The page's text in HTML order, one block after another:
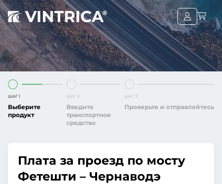
ШАГ 1
Выберите
продукт
ШАГ 2
Введите
транспортное
средство
ШАГ 3
Проверьте и отправляйтесь
Плата за проезд по мосту
Фетешти – Чернаводэ